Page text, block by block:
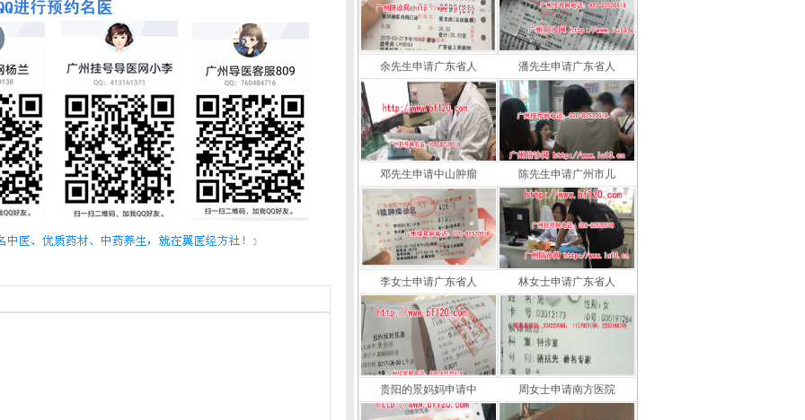
余先生申请广东省人 潘先生申请广东省人
邓先生申请中山肿瘤 陈先生申请广州市儿
李女士申请广东省人 林女士申请广东省人
贵阳的景妈妈申请中 周女士申请南方医院